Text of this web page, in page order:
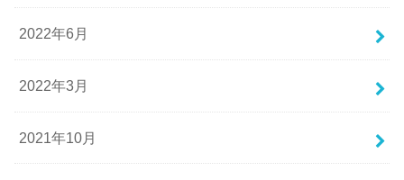
2022年6月
2022年3月
2021年10月